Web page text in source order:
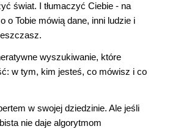
świat. I tłumaczyć Ciebie - na
o Tobie mówią dane, inni ludzie i
wyszukiwanie, które
w tym, kim jesteś, co mówisz i co
w swojej dziedzinie. Ale jeśli
nie daje algorytmom